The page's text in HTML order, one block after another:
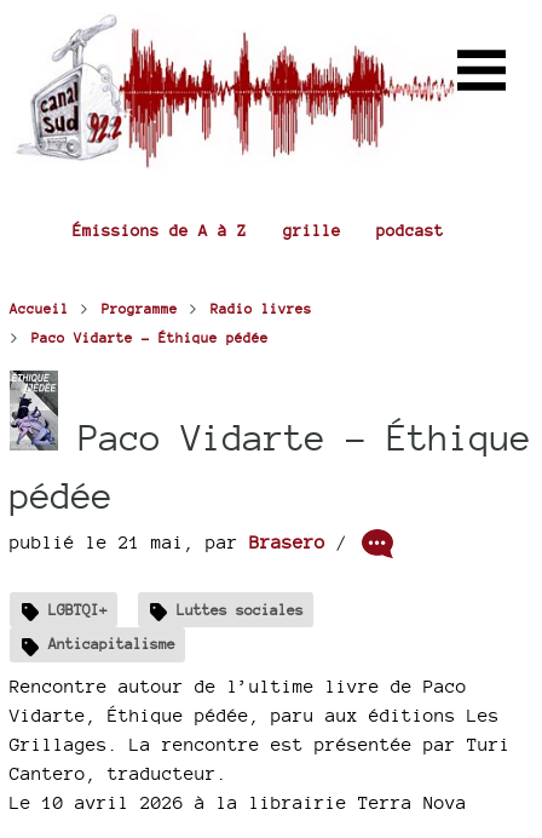
Émissions de A à Z grille podcast
Accueil > Programme > Radio livres
> Paco Vidarte - Éthique pédée
Paco Vidarte - Éthique
pédée
publié le 21 mai par Brasero /
LGBTQI+
Luttes sociales
Anticapitalisme
Rencontre autour de l’ultime livre de Paco
Vidarte, Éthique pédée, paru aux éditions Les
Grillages. La rencontre est présentée par Turi
Cantero, traducteur.
Le 10 avril 2026 à la librairie Terra Nova